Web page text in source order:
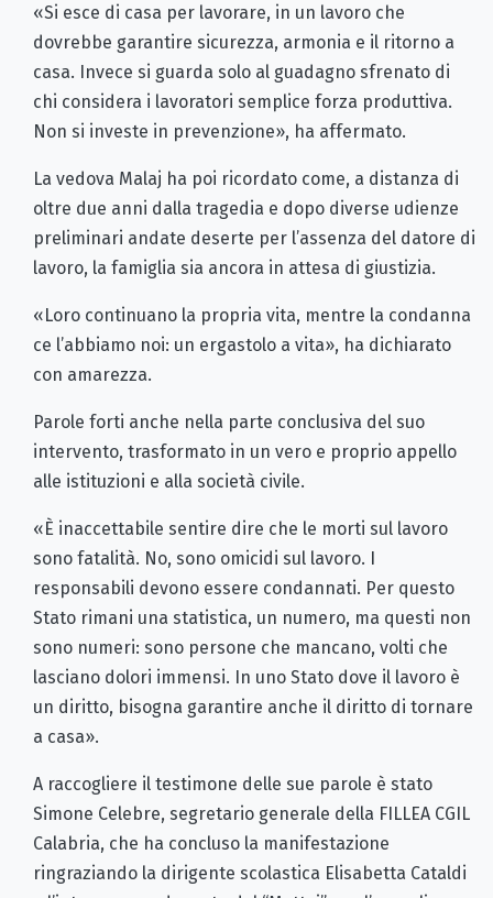
«Si esce di casa per lavorare, in un lavoro che
dovrebbe garantire sicurezza, armonia e il ritorno a
casa. Invece si guarda solo al guadagno sfrenato di
chi considera i lavoratori semplice forza produttiva.
Non si investe in prevenzione», ha affermato.
La vedova Malaj ha poi ricordato come, a distanza di
oltre due anni dalla tragedia e dopo diverse udienze
preliminari andate deserte per l’assenza del datore di
lavoro, la famiglia sia ancora in attesa di giustizia.
«Loro continuano la propria vita, mentre la condanna
ce l’abbiamo noi: un ergastolo a vita», ha dichiarato
con amarezza.
Parole forti anche nella parte conclusiva del suo
intervento, trasformato in un vero e proprio appello
alle istituzioni e alla società civile.
«È inaccettabile sentire dire che le morti sul lavoro
sono fatalità. No, sono omicidi sul lavoro. I
responsabili devono essere condannati. Per questo
Stato rimani una statistica, un numero, ma questi non
sono numeri: sono persone che mancano, volti che
lasciano dolori immensi. In uno Stato dove il lavoro è
un diritto, bisogna garantire anche il diritto di tornare
a casa».
A raccogliere il testimone delle sue parole è stato
Simone Celebre, segretario generale della FILLEA CGIL
Calabria, che ha concluso la manifestazione
ringraziando la dirigente scolastica Elisabetta Cataldi